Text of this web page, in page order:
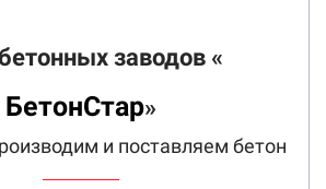
заводов «
БетонСтар»
и поставляем бетон